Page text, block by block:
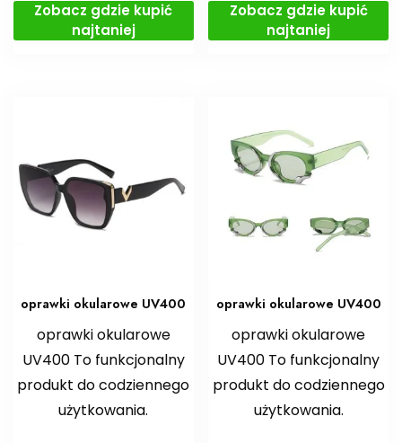
Zobacz gdzie kupić
najtaniej
Zobacz gdzie kupić
najtaniej
oprawki okularowe UV400
oprawki okularowe
UV400 To funkcjonalny
produkt do codziennego
użytkowania.
oprawki okularowe UV400
oprawki okularowe
UV400 To funkcjonalny
produkt do codziennego
użytkowania.